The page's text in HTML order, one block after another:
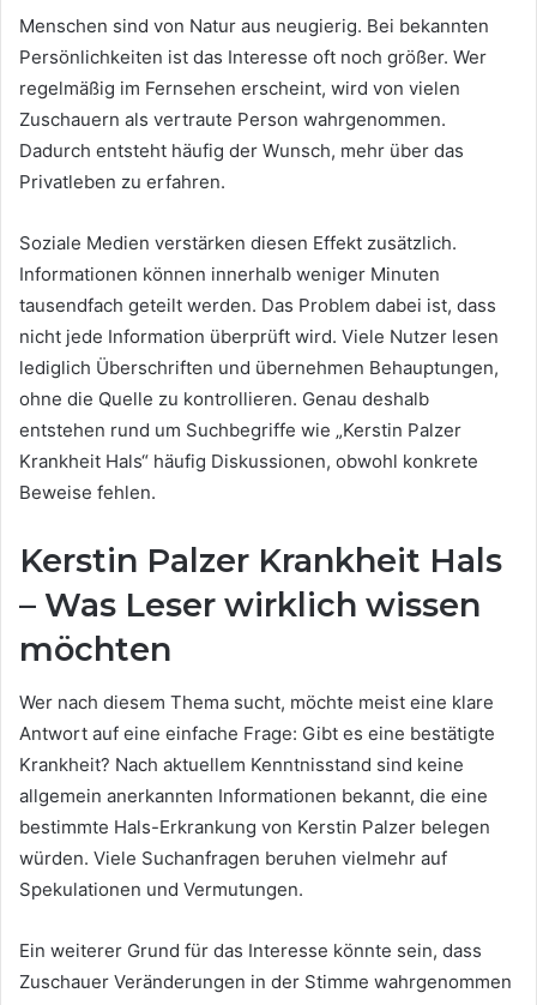
Menschen sind von Natur aus neugierig. Bei bekannten
Persönlichkeiten ist das Interesse oft noch größer. Wer
regelmäßig im Fernsehen erscheint, wird von vielen
Zuschauern als vertraute Person wahrgenommen.
Dadurch entsteht häufig der Wunsch, mehr über das
Privatleben zu erfahren.
Soziale Medien verstärken diesen Effekt zusätzlich.
Informationen können innerhalb weniger Minuten
tausendfach geteilt werden. Das Problem dabei ist, dass
nicht jede Information überprüft wird. Viele Nutzer lesen
lediglich Überschriften und übernehmen Behauptungen,
ohne die Quelle zu kontrollieren. Genau deshalb
entstehen rund um Suchbegriffe wie „Kerstin Palzer
Krankheit Hals“ häufig Diskussionen, obwohl konkrete
Beweise fehlen.
Kerstin Palzer Krankheit Hals
– Was Leser wirklich wissen
möchten
Wer nach diesem Thema sucht, möchte meist eine klare
Antwort auf eine einfache Frage: Gibt es eine bestätigte
Krankheit? Nach aktuellem Kenntnisstand sind keine
allgemein anerkannten Informationen bekannt, die eine
bestimmte Hals-Erkrankung von Kerstin Palzer belegen
würden. Viele Suchanfragen beruhen vielmehr auf
Spekulationen und Vermutungen.
Ein weiterer Grund für das Interesse könnte sein, dass
Zuschauer Veränderungen in der Stimme wahrgenommen